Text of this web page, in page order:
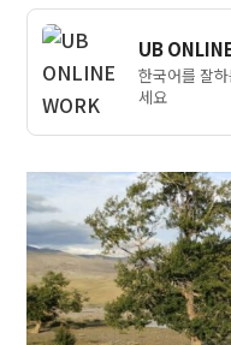
UB
한국어를 잘
세요